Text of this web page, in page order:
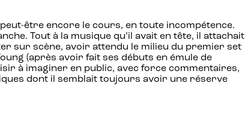
être encore le cours, en toute incompétence.
Tout à la musique qu’il avait en tête, il attachait
sur scène, avoir attendu le milieu du premier set
(après avoir fait ses débuts en émule de
à imaginer en public, avec force commentaires,
dont il semblait toujours avoir une réserve